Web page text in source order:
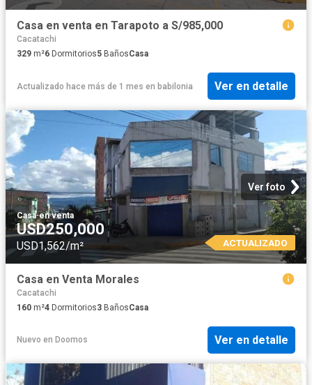
Casa en venta en Tarapoto a S/985,000
Cacatachi
329 m²6 Dormitorios5 BañosCasa
Actualizado hace más de 1 mes en babilonia Ver en detalle
Ver foto
Casa·en venta
USD250,000
USD1,562/m² ACTUALIZADO
Casa en Venta Morales
Cacatachi
160 m²4 Dormitorios3 BañosCasa
Nuevo en Doomos Ver en detalle